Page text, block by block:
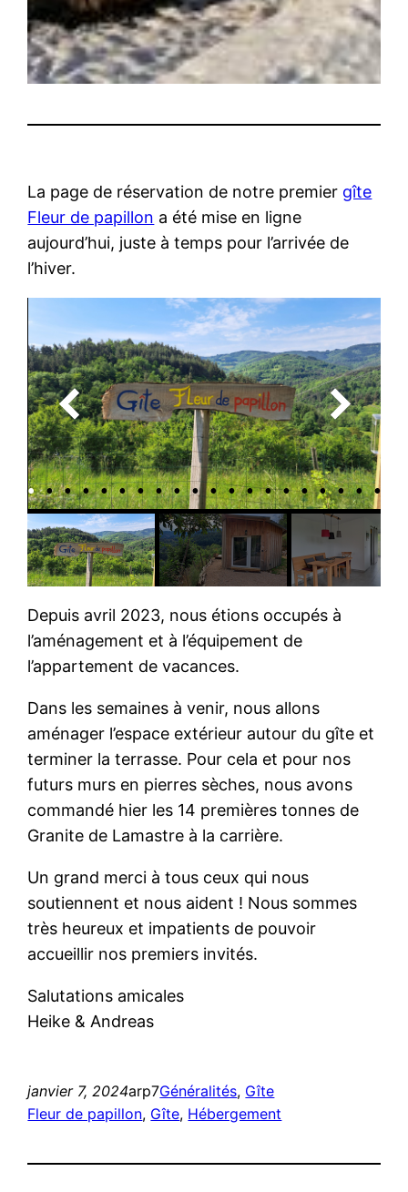
La page de réservation de notre premier gîte
Fleur de papillon a été mise en ligne
aujourd’hui, juste à temps pour l’arrivée de
l’hiver.
Depuis avril 2023, nous étions occupés à
l’aménagement et à l’équipement de
l’appartement de vacances.
Dans les semaines à venir, nous allons
aménager l’espace extérieur autour du gîte et
terminer la terrasse. Pour cela et pour nos
futurs murs en pierres sèches, nous avons
commandé hier les 14 premières tonnes de
Granite de Lamastre à la carrière.
Un grand merci à tous ceux qui nous
soutiennent et nous aident ! Nous sommes
très heureux et impatients de pouvoir
accueillir nos premiers invités.
Salutations amicales
Heike & Andreas
janvier 7, 2024arp7Généralités, Gîte
Fleur de papillon, Gîte, Hébergement